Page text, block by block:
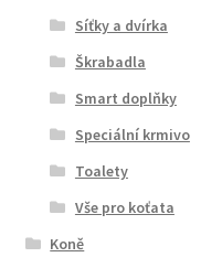
Síťky a dvírka
Škrabadla
Smart doplňky
Speciální krmivo
Toalety
Vše pro koťata
Koně